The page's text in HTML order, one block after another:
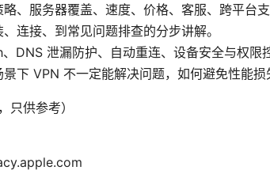
、服务器覆盖、速度、价格、客服、跨平台支
连接、到常见问题排查的分步讲解。
DNS 泄漏防护、自动重连、设备安全与权限
下 VPN 不一定能解决问题，如何避免性能损
只供参考）